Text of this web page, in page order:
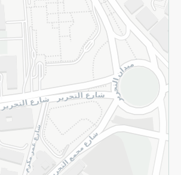
قم بالتسجيل للنشرة
©2026 - Spinneys | جميع الحقوق محفوظة